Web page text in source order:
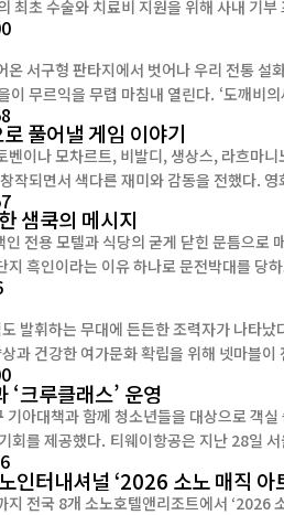
브더칠드런 전...
서구형 판타지에서 벗어나 우리 전통 설
. ‘도깨비의세계’는 ‘바람의나라: 연’을 만든 슈퍼캣의
풀어낼 게임 이야기
이나 모차르트, 비발디, 생상스, 라흐마
되면서 색다른 재미와 감동을 전했다. 영
샘쿡의 메시지
텔과 식당의 굳게 닫힌 문틈으로 매몰찬 거절이
든한 조력자가 나타났다. 게임이 지닌 순기능을 활용해 장애학
과 건강한 여가문화 확립을 위해 넷마블
크루클래스’ 운영
아대책과 함께 청소년들을 대상으로 객
티웨이항공 훈련센터에서 희망친구
터내셔널 ‘2026 소노 매직 아
지 전국 8개 소노호텔앤리조트에서